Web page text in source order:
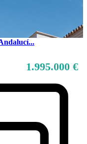
1.995.000 €